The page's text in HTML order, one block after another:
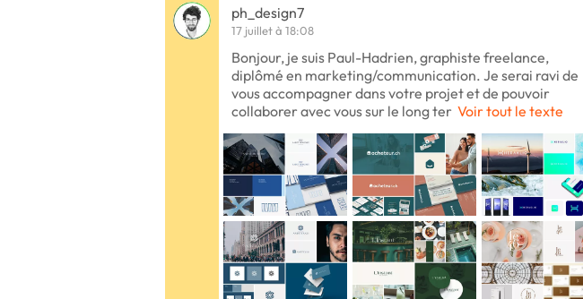
ph_design7
17 juillet à 18:08
Bonjour, je suis Paul-Hadrien, graphiste freelance,
diplômé en marketing/communication. Je serai ravi de
vous accompagner dans votre projet et de pouvoir
collaborer avec vous sur le long ter Voir tout le texte